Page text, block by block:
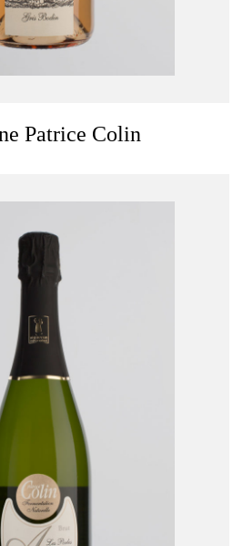
Patrice Colin